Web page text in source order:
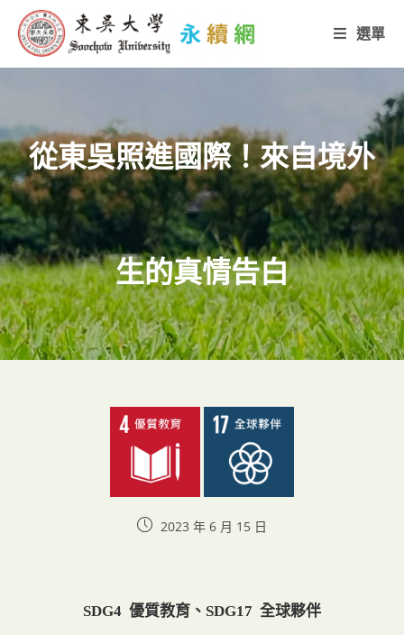
選單
從東吳照進國際！來自境外
生的真情告白
2023 年 6 月 15 日
SDG4 優質教育、SDG17 全球夥伴